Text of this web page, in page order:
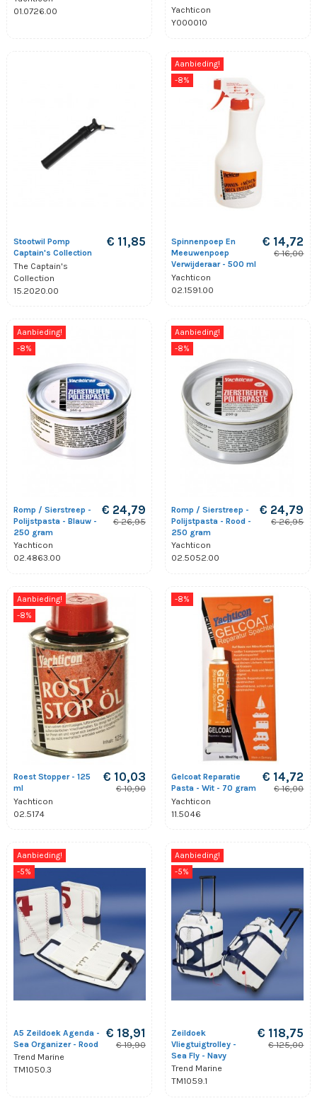
01.0726.00
Yachticon
Y000010
Stootwil Pomp
Captain's Collection
The Captain's
Collection
15.2020.00
€ 11,85
Aanbieding!
-8%
Spinnenpoep En
Meeuwenpoep
Verwijderaar - 500 ml
Yachticon
02.1591.00
€ 14,72
€ 16,00
Aanbieding!
-8%
Romp / Sierstreep -
Polijstpasta - Blauw -
250 gram
Yachticon
02.4863.00
€ 24,79
€ 26,95
Aanbieding!
-8%
Romp / Sierstreep -
Polijstpasta - Rood -
250 gram
Yachticon
02.5052.00
€ 24,79
€ 26,95
Aanbieding!
-8%
Roest Stopper - 125
ml
Yachticon
02.5174
€ 10,03
€ 10,90
-8%
Gelcoat Reparatie
Pasta - Wit - 70 gram
Yachticon
11.5046
€ 14,72
€ 16,00
Aanbieding!
-5%
A5 Zeildoek Agenda -
Sea Organizer - Rood
Trend Marine
TM1050.3
€ 18,91
€ 19,90
Aanbieding!
-5%
Zeildoek
Vliegtuigtrolley -
Sea Fly - Navy
Trend Marine
TM1059.1
€ 118,75
€ 125,00